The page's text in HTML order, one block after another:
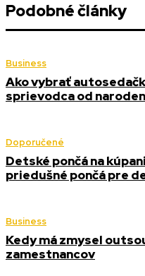
Podobné články
Business
Ako vybrať
sprievodca od
Doporučené
Detské pončá na
priedušné pončá pre
Business
Kedy má zmysel
zamestnancov